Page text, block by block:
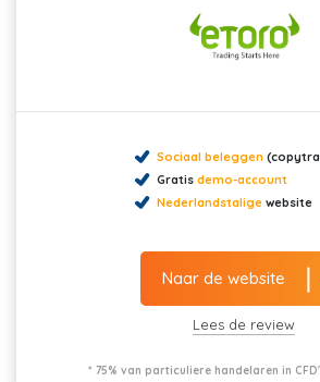
Sociaal beleggen
Gratis demo-account
Nederlandstalige website
Naar de website
Lees de review
* 75% van particuliere handelaren in